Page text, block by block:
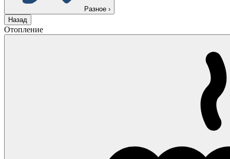
Разное ›
Назад
Отопление